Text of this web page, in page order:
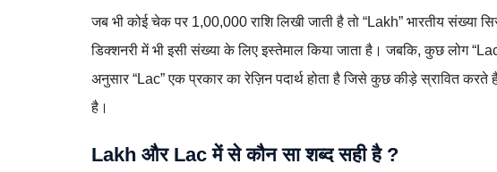
जब भी कोई चेक पर 1,00,000 राशि लिखी जाती है तो “Lakh” भारतीय संख्या
डिक्शनरी में भी इसी संख्या के लिए इस्तेमाल किया जाता है। जबकि, कुछ लोग
अनुसार “Lac” एक प्रकार का रेज़िन पदार्थ होता है जिसे कुछ कीड़े स्रावित करते
है।
Lakh और Lac में से कौन सा शब्द सही है ?